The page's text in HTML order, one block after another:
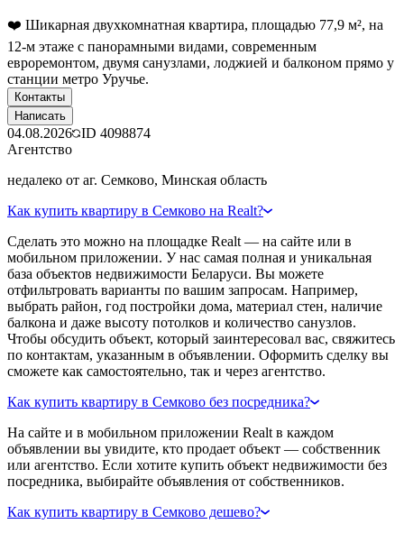
❤️ Шикарная двухкомнатная квартира, площадью 77,9 м², на
12-м этаже с панорамными видами, современным
евроремонтом, двумя санузлами, лоджией и балконом прямо у
станции метро Уручье.
Контакты
Написать
04.08.2026 ID 4098874
Агентство
недалеко от аг. Семково, Минская область
Как купить квартиру в Семково на Realt?
Сделать это можно на площадке Realt — на сайте или в
мобильном приложении. У нас самая полная и уникальная
база объектов недвижимости Беларуси. Вы можете
отфильтровать варианты по вашим запросам. Например,
выбрать район, год постройки дома, материал стен, наличие
балкона и даже высоту потолков и количество санузлов.
Чтобы обсудить объект, который заинтересовал вас, свяжитесь
по контактам, указанным в объявлении. Оформить сделку вы
сможете как самостоятельно, так и через агентство.
Как купить квартиру в Семково без посредника?
На сайте и в мобильном приложении Realt в каждом
объявлении вы увидите, кто продает объект — собственник
или агентство. Если хотите купить объект недвижимости без
посредника, выбирайте объявления от собственников.
Как купить квартиру в Семково дешево?